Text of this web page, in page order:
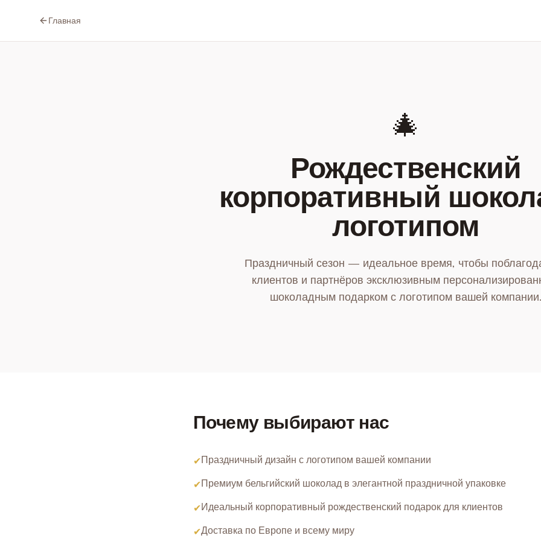
Главная
🎄
Рождественский
корпоративный
логотипом
Праздничный сезон — идеальное время, чтобы
клиентов и партнёров эксклюзивным
шоколадным подарком с логотипом вашей компании.
Почему выбирают нас
✔Праздничный дизайн с логотипом вашей компании
✔Премиум бельгийский шоколад в элегантной праздничной упаковке
✔Идеальный корпоративный рождественский подарок для клиентов
✔Доставка по Европе и всему миру